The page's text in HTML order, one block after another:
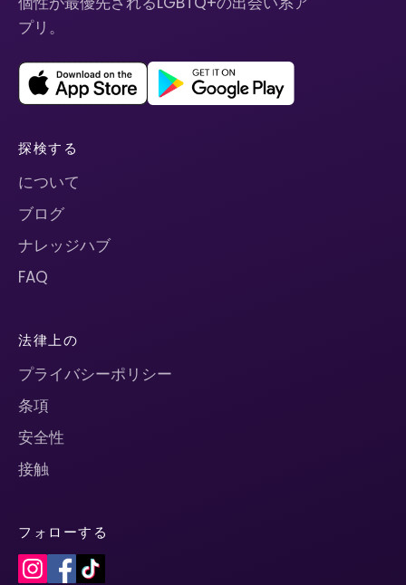
プリ。
探検する
について
ブログ
ナレッジハブ
FAQ
法律上の
プライバシーポリシー
条項
安全性
接触
フォローする